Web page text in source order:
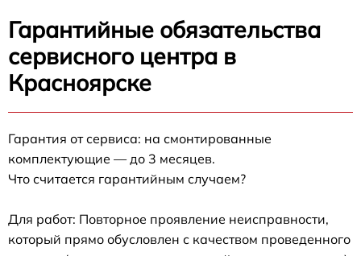
Гарантийные обязательства
сервисного центра в
Красноярске
Гарантия от сервиса: на смонтированные
комплектующие — до 3 месяцев.
Что считается гарантийным случаем?
Для работ: Повторное проявление неисправности,
который прямо обусловлен с качеством проведенного